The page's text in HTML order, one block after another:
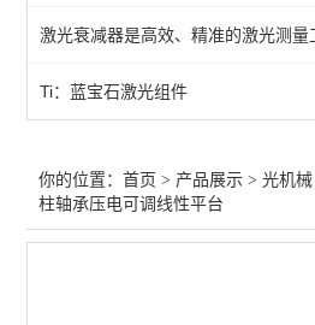
光阑针孔
激光衰减器是高效、精准的激光测量
Ti：蓝宝石激光组件
你的位置：首页 > 产品展示 >光机械
柱轴承压电可调线性平台